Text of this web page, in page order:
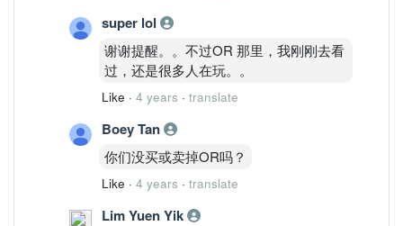
super lol
谢谢提醒。。不过OR 那里，我刚刚去看
过，还是很多人在玩。。
Like · 4 years · translate
Boey Tan
你们没买或卖掉OR吗？
Like · 4 years · translate
Lim Yuen Yik